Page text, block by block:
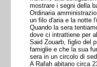
mostrare i segni della
Ordinaria
un filo d'aria e la notte
Quando la sera
dove ci intrattiene per
Said Zouarb, figlio del
famiglie e che la sua
sera in un circolo di
A Rafah abitano circa